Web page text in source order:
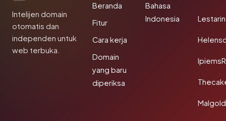
Intelijen domain
otomatis dan
independen untuk
web terbuka.
Beranda
Fitur
Cara kerja
Domain
yang baru
diperiksa
Bahasa
Indonesia